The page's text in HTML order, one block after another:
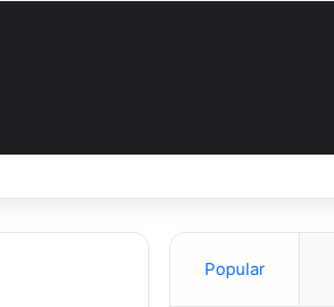
Popular